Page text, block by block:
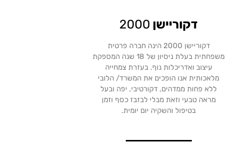
דקוריישן 2000
דקוריישן 2000 הינה חברה פרטית
משפחתית בעלת ניסיון של 18 שנה המספקת
עיצוב ואדריכלות נוף. בעזרת צמחייה
מלאכותית אנו הופכים את המשרד/ הלובי
ללא פחות ממדהים, דקורטיבי, יפה ובעל
מראה טבעי וזאת מבלי לבזבז כסף וזמן
בטיפול והשקיה יום יומית.